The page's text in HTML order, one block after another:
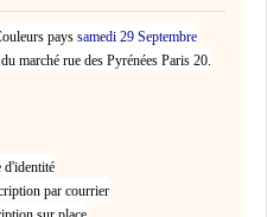
pays samedi 29 Septembre
marché rue des Pyrénées Paris 20.
d'identité
par courrier